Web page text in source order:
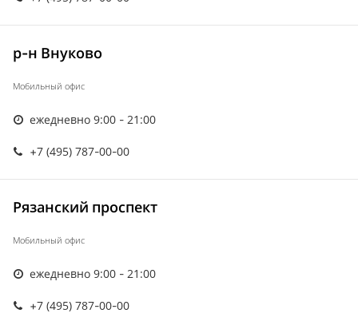
р-н Внуково
Мобильный офис
ежедневно 9:00 - 21:00
+7 (495) 787-00-00
Рязанский проспект
Мобильный офис
ежедневно 9:00 - 21:00
+7 (495) 787-00-00